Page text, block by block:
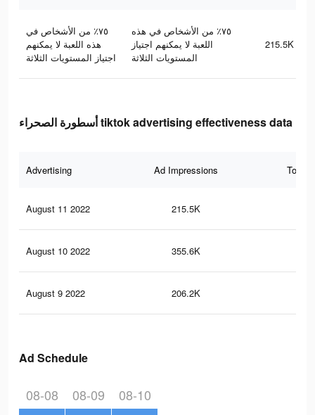
٧٥٪ من الأشخاص في
هذه اللعبة لا يمكنهم
اجتياز المستويات الثلاثة
٧٥٪ من الأشخاص في هذه
اللعبة لا يمكنهم اجتياز
المستويات الثلاثة
215.5K
أسطورة الصحراء tiktok advertising effectiveness data
Advertising Ad Impressions Total
August 11 2022 215.5K
August 10 2022 355.6K
August 9 2022 206.2K
Ad Schedule
08-08 08-09 08-10